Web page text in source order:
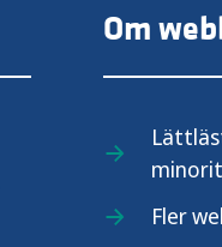
Om
Fler